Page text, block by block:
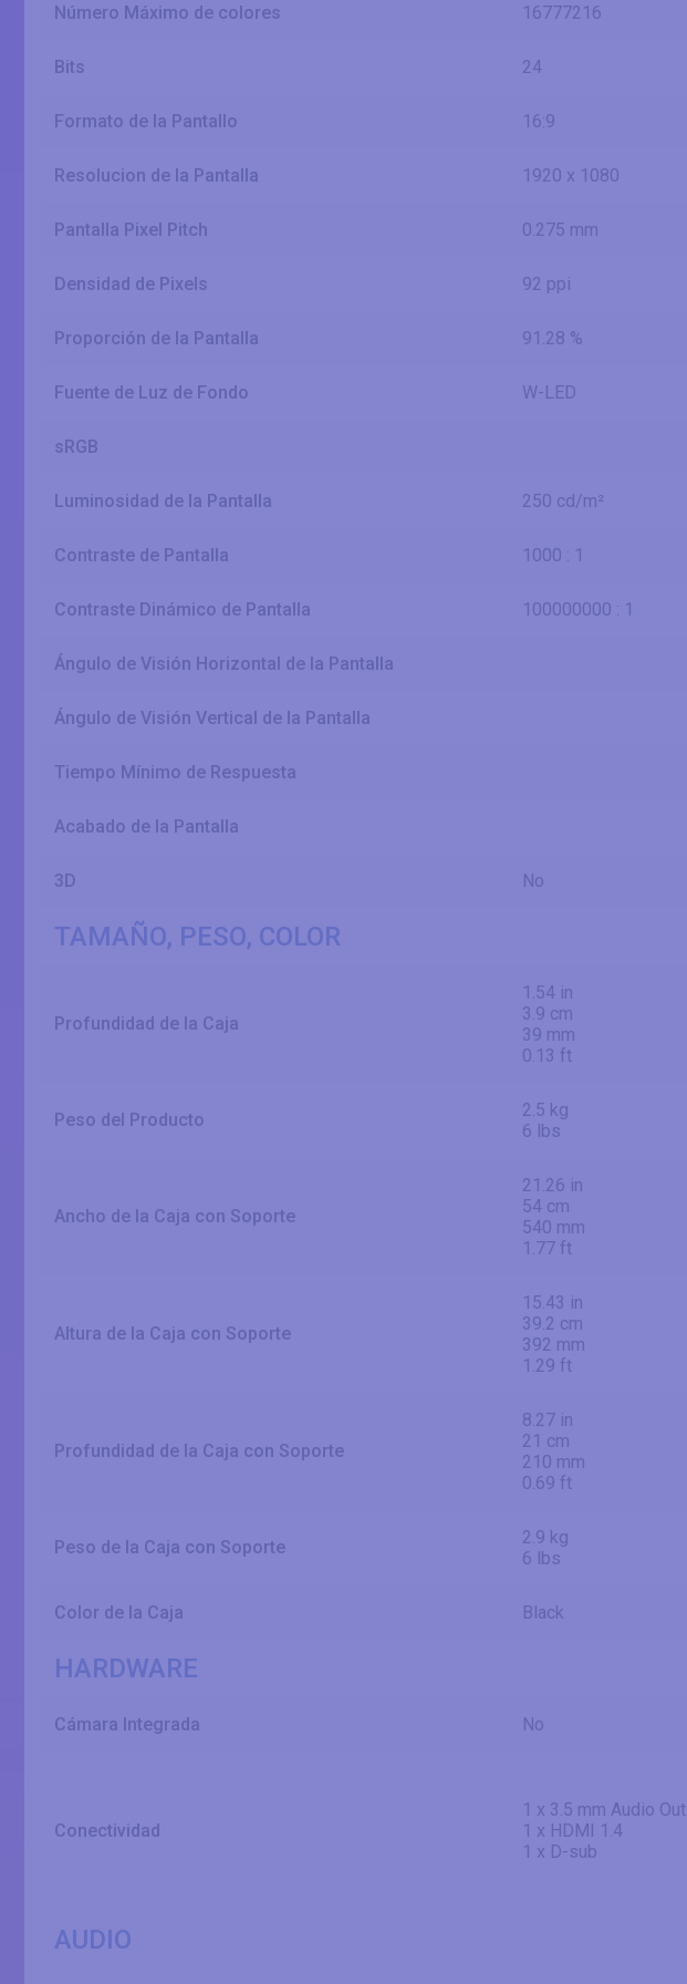
Número Máximo de colores 16777216
Bits 24
Formato de la Pantallo 16:9
Resolucion de la Pantalla 1920 x 1080
Pantalla Pixel Pitch 0.275 mm
Densidad de Pixels 92 ppi
Proporción de la Pantalla 91.28 %
Fuente de Luz de Fondo W-LED
sRGB
Luminosidad de la Pantalla 250 cd/m²
Contraste de Pantalla 1000 : 1
Contraste Dinámico de Pantalla 100000000 : 1
Ángulo de Visión Horizontal de la Pantalla
Ángulo de Visión Vertical de la Pantalla
Tiempo Mínimo de Respuesta
Acabado de la Pantalla
3D No
TAMAÑO, PESO, COLOR
Profundidad de la Caja
1.54 in
3.9 cm
39 mm
0.13 ft
Peso del Producto
2.5 kg
6 lbs
Ancho de la Caja con Soporte
21.26 in
54 cm
540 mm
1.77 ft
Altura de la Caja con Soporte
15.43 in
39.2 cm
392 mm
1.29 ft
Profundidad de la Caja con Soporte
8.27 in
21 cm
210 mm
0.69 ft
Peso de la Caja con Soporte
2.9 kg
6 lbs
Color de la Caja Black
HARDWARE
Cámara Integrada No
Conectividad
1 x 3.5 mm Audio Out
1 x HDMI 1.4
1 x D-sub
AUDIO